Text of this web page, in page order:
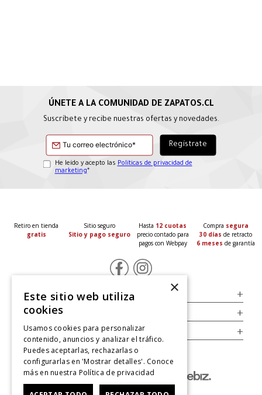
Suscríbete y recibe nuestras ofertas y novedades.
He leído y acepto las Políticas de privacidad de
marketing*
Retiro en tienda
gratis
Sitio seguro
Sitio y pago seguro
Hasta 12 cuotas
precio contado para
pagos con Webpay
Compra segura
30 días de retracto
6 meses de garantía
Servicio al Consumidor +
Legal +
Cuenta +
×
Este sitio web utiliza
cookies
Usamos cookies para personalizar
contenido, anuncios y analizar el tráfico.
Puedes aceptarlas, rechazarlas o
configurarlas en 'Mostrar detalles'. Conoce
más en nuestra Política de privacidad